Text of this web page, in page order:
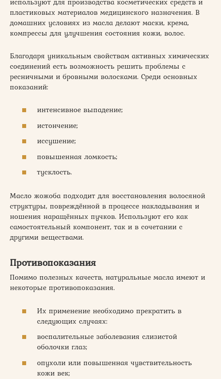
пластиковых материалов медицинского назначения. В
домашних условиях из масла делают маски, крема,
компрессы для улучшения состояния кожи, волос.
Благодаря уникальным свойствам активных химических
соединений есть возможность решить проблемы с
ресничными и бровными волосками. Среди основных
показаний:
интенсивное выпадение;
истончение;
иссушение;
повышенная ломкость;
тусклость.
Масло жожоба подходит для восстановления волосяной
структуры, повреждённой в процессе накладывания и
ношения наращённых пучков. Используют его как
самостоятельный компонент, так и в сочетании с
другими веществами.
Противопоказания
Помимо полезных качеств, натуральные масла имеют и
некоторые противопоказания.
Их применение необходимо прекратить в
следующих случаях:
воспалительные заболевания слизистой
оболочки глаз;
опухоли или повышенная чувствительность
кожи век;